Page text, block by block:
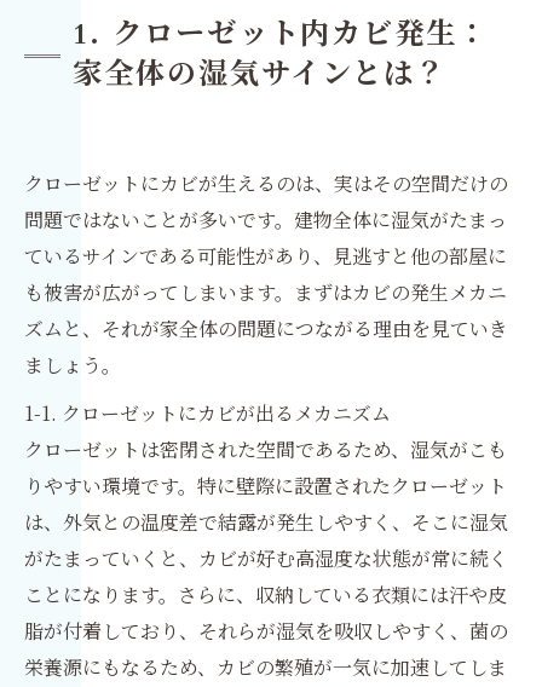
1. クローゼット内カビ発生：
家全体の湿気サインとは？
クローゼットにカビが生えるのは、実はその空間だけの
問題ではないことが多いです。建物全体に湿気がたまっ
ているサインである可能性があり、見逃すと他の部屋に
も被害が広がってしまいます。まずはカビの発生メカニ
ズムと、それが家全体の問題につながる理由を見ていき
ましょう。
1-1. クローゼットにカビが出るメカニズム
クローゼットは密閉された空間であるため、湿気がこも
りやすい環境です。特に壁際に設置されたクローゼット
は、外気との温度差で結露が発生しやすく、そこに湿気
がたまっていくと、カビが好む高湿度な状態が常に続く
ことになります。さらに、収納している衣類には汗や皮
脂が付着しており、それらが湿気を吸収しやすく、菌の
栄養源にもなるため、カビの繁殖が一気に加速してしま